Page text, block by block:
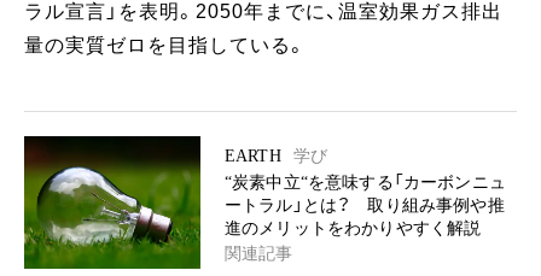
ラル宣言」を表明。2050年までに、温室効果ガス排出
量の実質ゼロを目指している。
EARTH
学び
“炭素中立“を意味する「カーボンニュ
ートラル」とは？ 取り組み事例や推
進のメリットをわかりやすく解説
関連記事